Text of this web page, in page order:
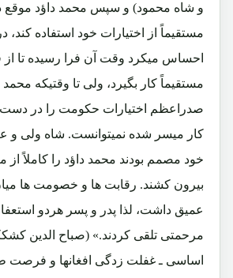
و شاه محمود) و سپس محمد داؤد موقع
احساس میکرد وقت آن فرا رسیده تا
مستقیماً کار بگیرد، ولی تا وقتیکه
صدراعظم اختیارات حکومت را در دست
کار میسر شده نمیتوانست. شاه ولی و
خود مصمم بودند محمد داؤد را کاملاً
بیرون کشند. رقابت ها و خصومت ها
عمیق داشت، لذا پدر و پسر هردو
مرحمتی تلقی کردند.» (صباح الدین
اساسی ـ غفلت زدگی افغانها و فرصت